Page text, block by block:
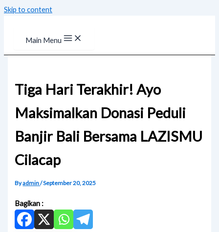
Skip to content
Main Menu
Tiga Hari Terakhir! Ayo
Maksimalkan Donasi Peduli
Banjir Bali Bersama LAZISMU
Cilacap
Byadmin/September 20, 2025
Bagikan :